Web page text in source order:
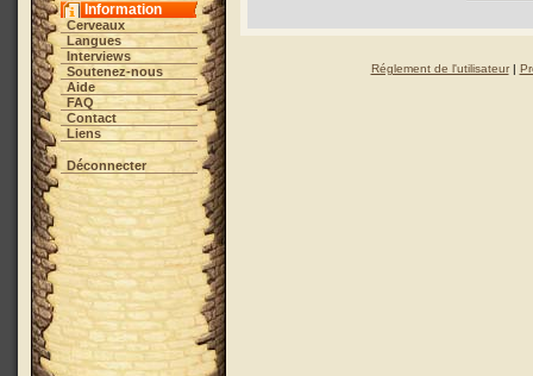
Information
Cerveaux
Langues
Interviews
Soutenez-nous
Aide
FAQ
Contact
Liens
Déconnecter
Réglement de l'utilisateur|